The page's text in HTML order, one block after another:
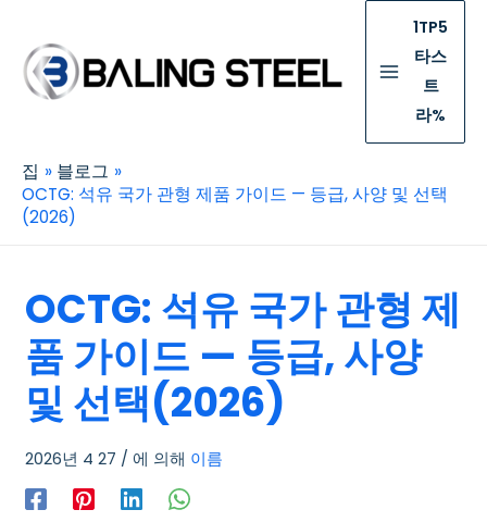
1TP5
타스
트
라%
집
블로그
OCTG: 석유 국가 관형 제품 가이드 — 등급, 사양 및 선택
(2026)
OCTG: 석유 국가 관형 제
품 가이드 — 등급, 사양
및 선택(2026)
2026년 4 27 / 에 의해 이름